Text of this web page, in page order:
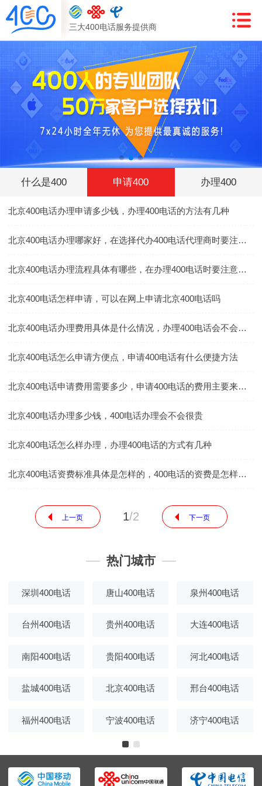
三大400电话服务提供商
什么是400 申请400 办理400
北京400电话办理申请多少钱，办理400电话的方法有几种
北京400电话办理哪家好，在选择代办400电话代理商时要注意什么
北京400电话办理流程具体有哪些，在办理400电话时要注意什么事项
北京400电话怎样申请，可以在网上申请北京400电话吗
北京400电话办理费用具体是什么情况，办理400电话会不会有其他收费
北京400电话怎么申请方便点，申请400电话有什么便捷方法
北京400电话申请费用需要多少，申请400电话的费用主要来自什么地方
北京400电话办理多少钱，400电话办理会不会很贵
北京400电话怎么样办理，办理400电话的方式有几种
北京400电话资费标准具体是怎样的，400电话的资费是怎样收取
上一页 1/2 下一页
热门城市
深圳400电话 唐山400电话 泉州400电话
台州400电话 贵州400电话 大连400电话
南阳400电话 贵阳400电话 河北400电话
盐城400电话 北京400电话 邢台400电话
福州400电话 宁波400电话 济宁400电话